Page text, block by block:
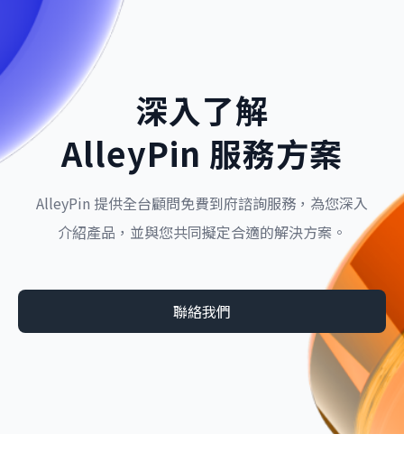
深入了解
AlleyPin 服務方案
AlleyPin 提供全台顧問免費到府諮詢服務，為您深入
介紹產品，並與您共同擬定合適的解決方案。
聯絡我們